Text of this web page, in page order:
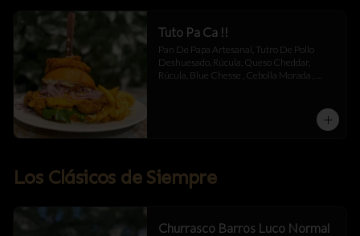
Tuto Pa Ca !!
Pan De Papa Artesanal, Tutro De Pollo
Deshuesado, Rúcula, Queso Cheddar,
Rúcula, Blue Chesse , Cebolla Morada ,
Los Clásicos de Siempre
Churrasco Barros Luco Normal